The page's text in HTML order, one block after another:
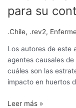
para su
.Chile, .rev2,
Los autores de este
agentes causales
cuáles son las
impacto en huertos
Leer más »